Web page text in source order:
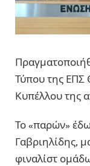
Τύπου της ΕΠΣ
Κυπέλλου της
Το «παρών»
Γαβριηλίδης,
φιναλίστ